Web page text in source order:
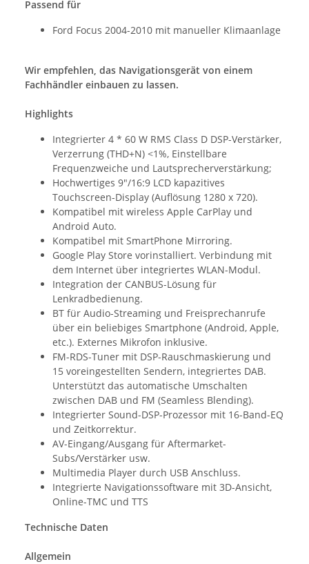
Passend für
Ford Focus 2004-2010 mit manueller Klimaanlage
Wir empfehlen, das Navigationsgerät von einem
Fachhändler einbauen zu lassen.
Highlights
Integrierter 4 * 60 W RMS Class D DSP-Verstärker,
Verzerrung (THD+N) <1%, Einstellbare
Frequenzweiche und Lautsprecherverstärkung;
Hochwertiges 9"/16:9 LCD kapazitives
Touchscreen-Display (Auflösung 1280 x 720).
Kompatibel mit wireless Apple CarPlay und
Android Auto.
Kompatibel mit SmartPhone Mirroring.
Google Play Store vorinstalliert. Verbindung mit
dem Internet über integriertes WLAN-Modul.
Integration der CANBUS-Lösung für
Lenkradbedienung.
BT für Audio-Streaming und Freisprechanrufe
über ein beliebiges Smartphone (Android, Apple,
etc.). Externes Mikrofon inklusive.
FM-RDS-Tuner mit DSP-Rauschmaskierung und
15 voreingestellten Sendern, integriertes DAB.
Unterstützt das automatische Umschalten
zwischen DAB und FM (Seamless Blending).
Integrierter Sound-DSP-Prozessor mit 16-Band-EQ
und Zeitkorrektur.
AV-Eingang/Ausgang für Aftermarket-
Subs/Verstärker usw.
Multimedia Player durch USB Anschluss.
Integrierte Navigationssoftware mit 3D-Ansicht,
Online-TMC und TTS
Technische Daten
Allgemein